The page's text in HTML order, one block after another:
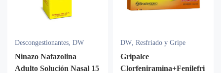
Descongestionantes, DW
Ninazo Nafazolina
Adulto Solución Nasal 15
DW, Resfriado y Gripe
Gripalce
Clorfeniramina+Fenilefri